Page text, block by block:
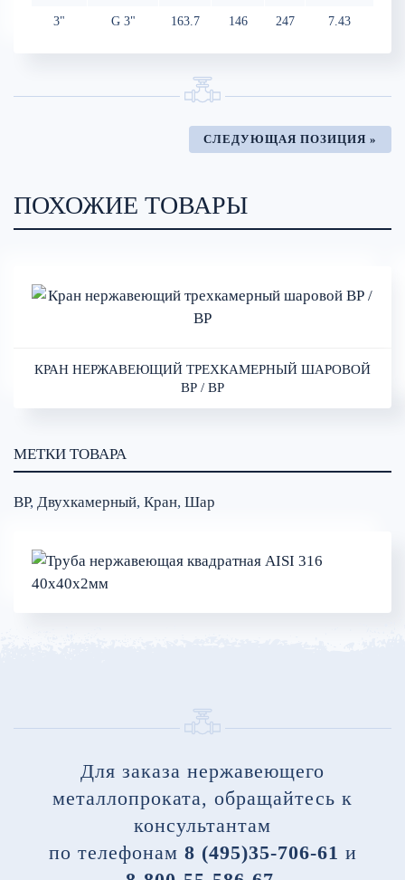
3" G 3" 163.7 146 247 7.43
СЛЕДУЮЩАЯ ПОЗИЦИЯ »
ПОХОЖИЕ ТОВАРЫ
КРАН НЕРЖАВЕЮЩИЙ ТРЕХКАМЕРНЫЙ ШАРОВОЙ
ВР / ВР
МЕТКИ ТОВАРА
ВР, Двухкамерный, Кран, Шар
Для заказа нержавеющего
металлопроката, обращайтесь к
консультантам
по телефонам 8 (495)35-706-61 и